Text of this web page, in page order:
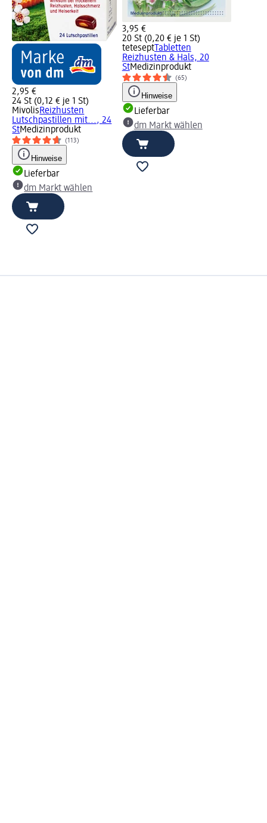
2,95 €
24 St (0,12 € je 1 St)
MivolisReizhusten
Lutschpastillen mit..., 24
StMedizinprodukt
(113)
Hinweise
Lieferbar
dm Markt wählen
3,95 €
20 St (0,20 € je 1 St)
teteseptTabletten
Reizhusten & Hals, 20
StMedizinprodukt
(65)
Hinweise
Lieferbar
dm Markt wählen